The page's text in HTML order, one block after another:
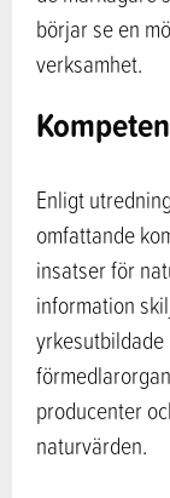
börjar se en
verksamhet.
Enligt
omfattande
insatser för
information
yrkesutbildade
producenter
naturvärden.